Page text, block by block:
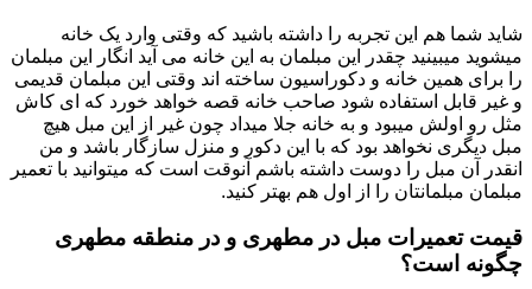
شاید شما هم این تجربه را داشته باشید که وقتی وارد یک خانه
میشوید میبینید چقدر این مبلمان به این خانه می آید انگار این مبلمان
را برای همین خانه و دکوراسیون ساخته اند وقتی این مبلمان قدیمی
و غیر قابل استفاده شود صاحب خانه قصه خواهد خورد که ای کاش
مثل رو اولش میبود و به خانه جلا میداد چون غیر از این مبل هیچ
مبل دیگری نخواهد بود که با این دکور و منزل سازگار باشد و من
انقدر آن مبل را دوست داشته باشم آنوقت است که میتوانید با تعمیر
مبلمان مبلمانتان را از اول هم بهتر کنید.
قیمت تعمیرات مبل در مطهری و در منطقه مطهری
چگونه است؟